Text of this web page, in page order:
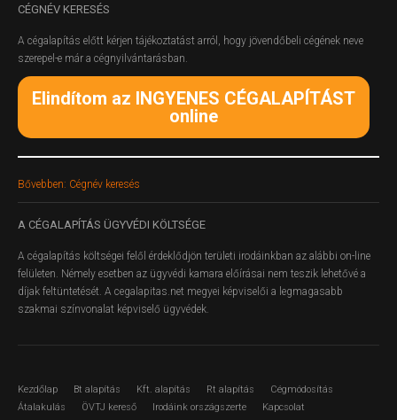
CÉGNÉV KERESÉS
A cégalapítás előtt kérjen tájékoztatást arról, hogy jövendőbeli cégének neve
szerepel-e már a cégnyilvántarásban.
Elindítom az INGYENES CÉGALAPÍTÁST
online
Bővebben: Cégnév keresés
A CÉGALAPÍTÁS ÜGYVÉDI KÖLTSÉGE
A cégalapítás költségei felől érdeklődjön területi irodáinkban az alábbi on-line
felületen. Némely esetben az ügyvédi kamara előírásai nem teszik lehetővé a
díjak feltüntetését. A cegalapitas.net megyei képviselői a legmagasabb
szakmai színvonalat képviselő ügyvédek.
Kezdőlap Bt alapítás Kft. alapítás Rt alapítás
Cégmódosítás
Átalakulás
ÖVTJ kereső Irodáink országszerte
Kapcsolat